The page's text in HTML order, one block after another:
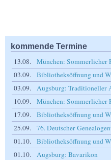
kommende Termine
13.08.
München: Sommerlicher
03.09.
Bibliotheksöffnung und
03.09.
Augsburg: Traditioneller
10.09.
München: Sommerlicher
17.09.
Bibliotheksöffnung und
25.09.
76. Deutscher
01.10.
Bibliotheksöffnung und
01.10.
Augsburg: Bavarikon